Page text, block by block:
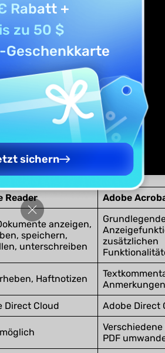
Reader Adobe
anzeigen,
speichern,
unterschreiben
zusätzlichen
Haftnotizen
Direct Cloud Adobe Direct
PDF
Rabatt+
zu 50 $
Geschenkkarte
sichern